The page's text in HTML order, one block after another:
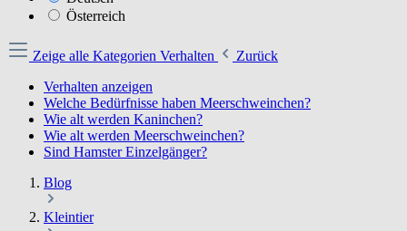
Österreich
Zeige alle Kategorien Verhalten
Zurück
Verhalten anzeigen
Welche Bedürfnisse haben Meerschweinchen?
Wie alt werden Kaninchen?
Wie alt werden Meerschweinchen?
Sind Hamster Einzelgänger?
Blog
Kleintier